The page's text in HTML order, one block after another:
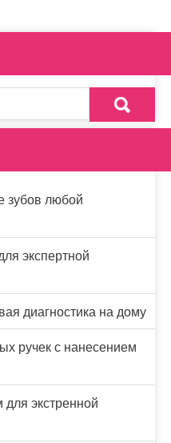
зубов любой
экспертной
диагностика на дому
ручек с нанесением
экстренной